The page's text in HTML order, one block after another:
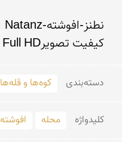
کیفیت تصویرFull HD
دسته‌بندی کوه‌ها و قله‌ها
کلید‌واژه محله افوشته